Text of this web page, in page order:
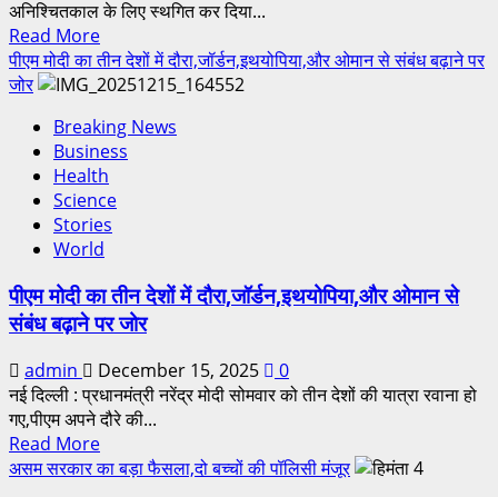
अनिश्चितकाल के लिए स्थगित कर दिया...
Read More
पीएम मोदी का तीन देशों में दौरा,जॉर्डन,इथयोपिया,और ओमान से संबंध बढ़ाने पर
जोर
Breaking News
Business
Health
Science
Stories
World
पीएम मोदी का तीन देशों में दौरा,जॉर्डन,इथयोपिया,और ओमान से
संबंध बढ़ाने पर जोर
admin December 15, 2025
0
नई दिल्ली : प्रधानमंत्री नरेंद्र मोदी सोमवार को तीन देशों की यात्रा रवाना हो
गए,पीएम अपने दौरे की...
Read More
असम सरकार का बड़ा फैसला,दो बच्चों की पॉलिसी मंजूर